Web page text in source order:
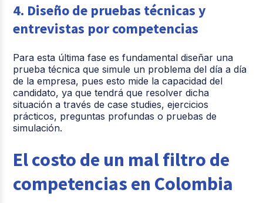
4. Diseño de pruebas técnicas y
entrevistas por competencias
Para esta última fase es fundamental diseñar una
prueba técnica que simule un problema del día a día
de la empresa, pues esto mide la capacidad del
candidato, ya que tendrá que resolver dicha
situación a través de case studies, ejercicios
prácticos, preguntas profundas o pruebas de
simulación.
El costo de un mal filtro de
competencias en Colombia